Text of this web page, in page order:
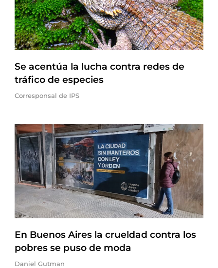
Se acentúa la lucha contra redes de
tráfico de especies
Corresponsal de IPS
En Buenos Aires la crueldad contra los
pobres se puso de moda
Daniel Gutman